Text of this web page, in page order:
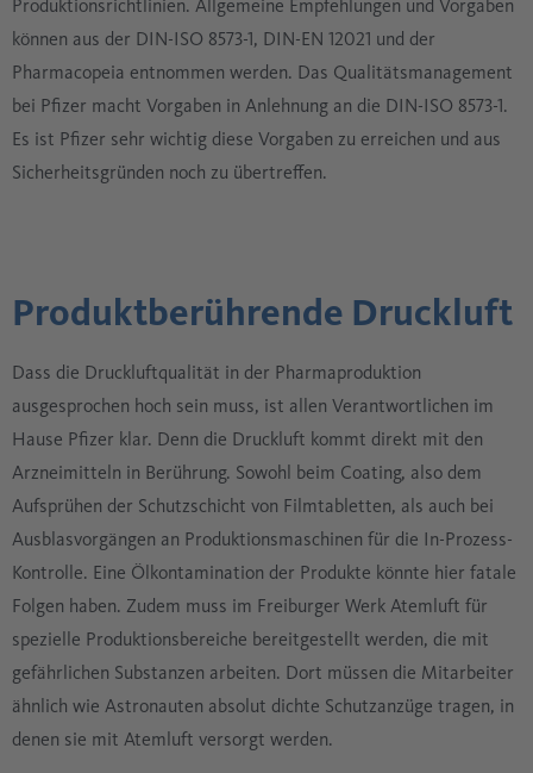
Produktionsrichtlinien. Allgemeine Empfehlungen und Vorgaben
können aus der DIN-ISO 8573-1, DIN-EN 12021 und der
Pharmacopeia entnommen werden. Das Qualitätsmanagement
bei Pfizer macht Vorgaben in Anlehnung an die DIN-ISO 8573-1.
Es ist Pfizer sehr wichtig diese Vorgaben zu erreichen und aus
Sicherheitsgründen noch zu übertreffen.
Produktberührende Druckluft
Dass die Druckluftqualität in der Pharmaproduktion
ausgesprochen hoch sein muss, ist allen Verantwortlichen im
Hause Pfizer klar. Denn die Druckluft kommt direkt mit den
Arzneimitteln in Berührung. Sowohl beim Coating, also dem
Aufsprühen der Schutzschicht von Filmtabletten, als auch bei
Ausblasvorgängen an Produktionsmaschinen für die In-Prozess-
Kontrolle. Eine Ölkontamination der Produkte könnte hier fatale
Folgen haben. Zudem muss im Freiburger Werk Atemluft für
spezielle Produktionsbereiche bereitgestellt werden, die mit
gefährlichen Substanzen arbeiten. Dort müssen die Mitarbeiter
ähnlich wie Astronauten absolut dichte Schutzanzüge tragen, in
denen sie mit Atemluft versorgt werden.